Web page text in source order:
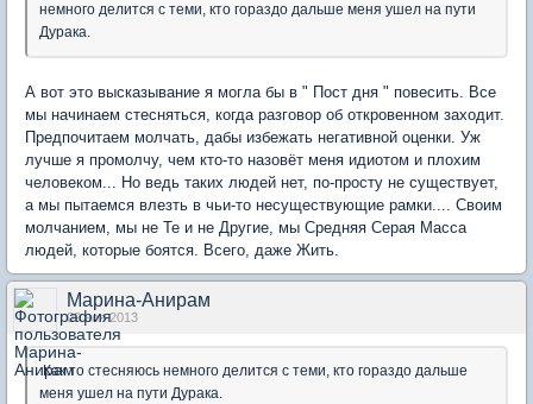
немного делится с теми, кто гораздо дальше меня ушел на пути
Дурака.
А вот это высказывание я могла бы в " Пост дня " повесить. Все
мы начинаем стесняться, когда разговор об откровенном заходит.
Предпочитаем молчать, дабы избежать негативной оценки. Уж
лучше я промолчу, чем кто-то назовёт меня идиотом и плохим
человеком... Но ведь таких людей нет, по-просту не существует,
а мы пытаемся влезть в чьи-то несуществующие рамки.... Своим
молчанием, мы не Те и не Другие, мы Средняя Серая Масса
людей, которые боятся. Всего, даже Жить.
Марина-Анирам
09 ноя 2013
Как то стесняюсь немного делится с теми, кто гораздо дальше
меня ушел на пути Дурака.